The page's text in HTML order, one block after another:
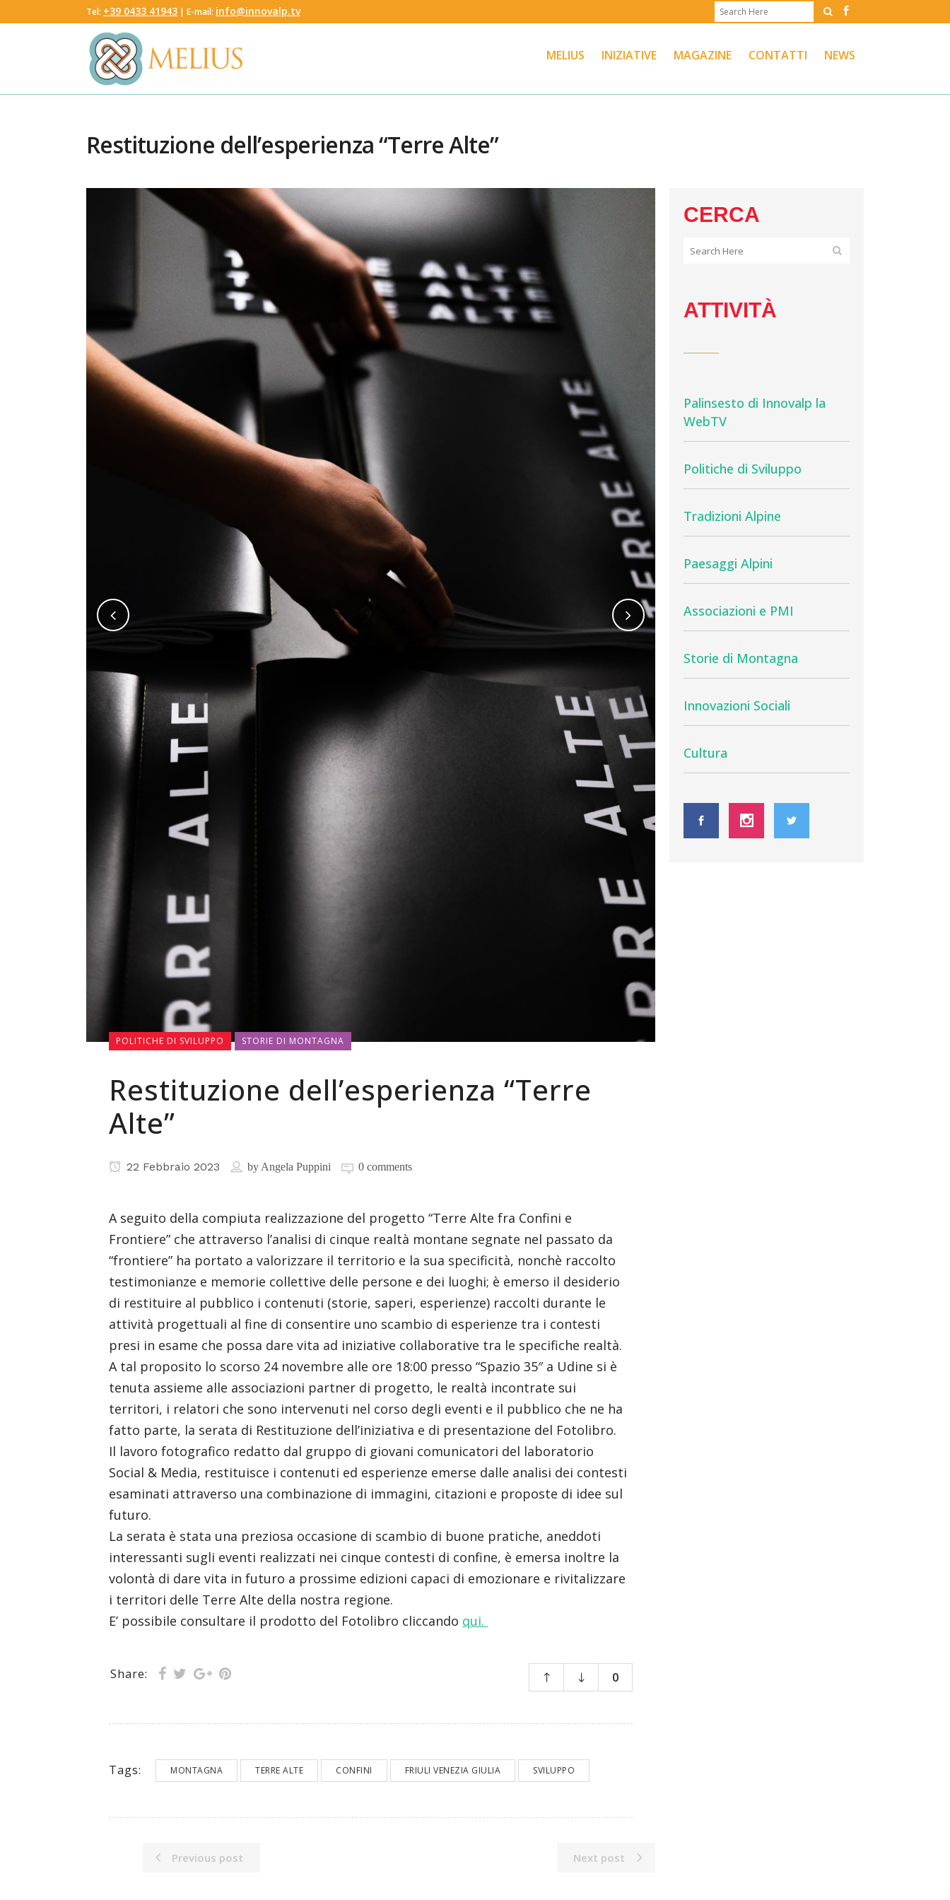
Tel: ‭+39 0433 41943 ‬ | E-mail: info@innovalp.tv
MELIUS INIZIATIVE MAGAZINE CONTATTI NEWS
Restituzione dell’esperienza “Terre Alte”
POLITICHE DI SVILUPPO STORIE DI MONTAGNA
Restituzione dell’esperienza “Terre
Alte”
22 Febbraio 2023 by Angela Puppini 0 comments
A seguito della compiuta realizzazione del progetto “Terre Alte fra Confini e
Frontiere” che attraverso l’analisi di cinque realtà montane segnate nel passato da
“frontiere” ha portato a valorizzare il territorio e la sua specificità, nonchè raccolto
testimonianze e memorie collettive delle persone e dei luoghi; è emerso il desiderio
di restituire al pubblico i contenuti (storie, saperi, esperienze) raccolti durante le
attività progettuali al fine di consentire uno scambio di esperienze tra i contesti
presi in esame che possa dare vita ad iniziative collaborative tra le specifiche realtà.
A tal proposito lo scorso 24 novembre alle ore 18:00 presso “Spazio 35″ a Udine si è
tenuta assieme alle associazioni partner di progetto, le realtà incontrate sui
territori, i relatori che sono intervenuti nel corso degli eventi e il pubblico che ne ha
fatto parte, la serata di Restituzione dell’iniziativa e di presentazione del Fotolibro.
Il lavoro fotografico redatto dal gruppo di giovani comunicatori del laboratorio
Social & Media, restituisce i contenuti ed esperienze emerse dalle analisi dei contesti
esaminati attraverso una combinazione di immagini, citazioni e proposte di idee sul
futuro.
La serata è stata una preziosa occasione di scambio di buone pratiche, aneddoti
interessanti sugli eventi realizzati nei cinque contesti di confine, è emersa inoltre la
volontà di dare vita in futuro a prossime edizioni capaci di emozionare e rivitalizzare
i territori delle Terre Alte della nostra regione.
E’ possibile consultare il prodotto del Fotolibro cliccando qui.
Share: 0
Tags: MONTAGNA TERRE ALTE CONFINI FRIULI VENEZIA GIULIA SVILUPPO
Previous post Next post
CERCA
ATTIVITÀ
Palinsesto di Innovalp la
WebTV
Politiche di Sviluppo
Tradizioni Alpine
Paesaggi Alpini
Associazioni e PMI
Storie di Montagna
Innovazioni Sociali
Cultura